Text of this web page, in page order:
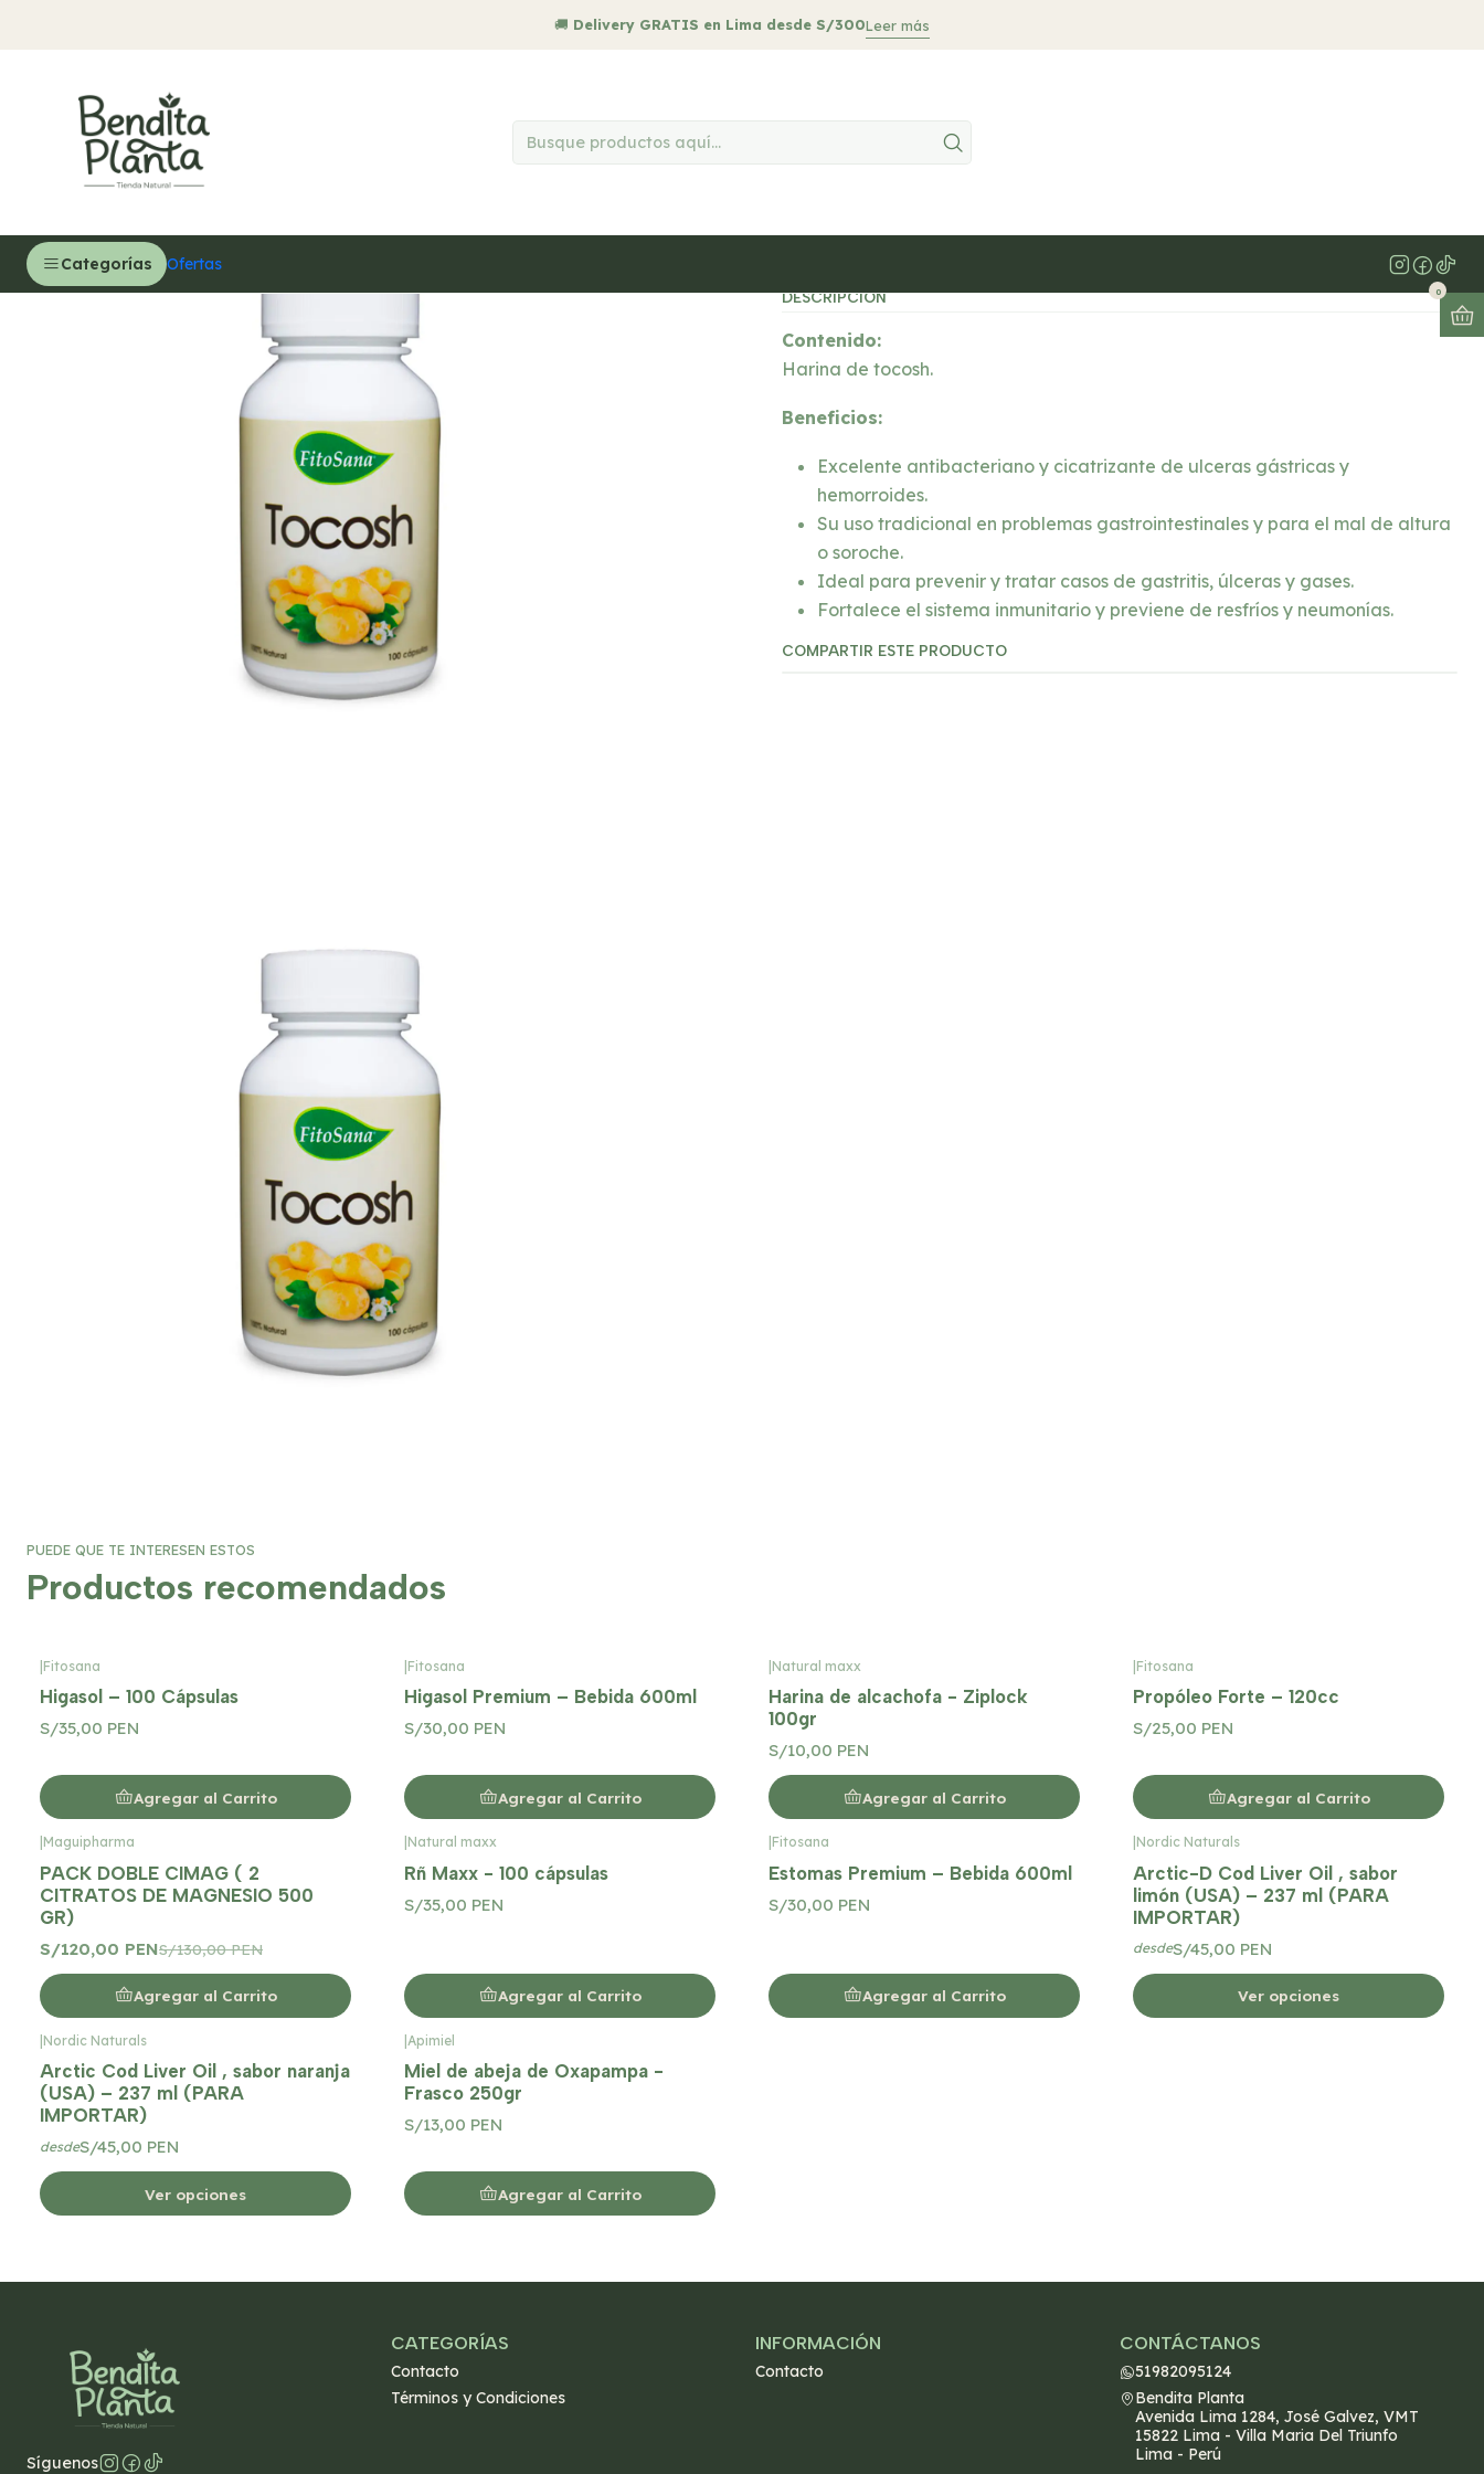
Categorías Ofertas
0
🚚 Delivery GRATIS en Lima desde S/300Leer más
MEDICINA NATURAL Salud Digestiva Tocosh - 100 cápsulas
Tocosh - 100 cápsulas
DESCRIPCIÓN
Contenido:
Harina de tocosh.
Beneficios:
Excelente antibacteriano y cicatrizante de ulceras gástricas y
hemorroides.
Su uso tradicional en problemas gastrointestinales y para el mal de altura
o soroche.
Ideal para prevenir y tratar casos de gastritis, úlceras y gases.
Fortalece el sistema inmunitario y previene de resfríos y neumonías.
COMPARTIR ESTE PRODUCTO
PUEDE QUE TE INTERESEN ESTOS
Productos recomendados
Fitosana
Higasol – 100 Cápsulas
S/35,00 PEN
Agregar al Carrito
Fitosana
Higasol Premium – Bebida 600ml
S/30,00 PEN
Agregar al Carrito
Natural maxx
Harina de alcachofa - Ziplock
100gr
S/10,00 PEN
Agregar al Carrito
Fitosana
Propóleo Forte – 120cc
S/25,00 PEN
Agregar al Carrito
Maguipharma
PACK DOBLE CIMAG ( 2
CITRATOS DE MAGNESIO 500
GR)
S/120,00 PENS/130,00 PEN
Agregar al Carrito
Natural maxx
Rñ Maxx - 100 cápsulas
S/35,00 PEN
Agregar al Carrito
Fitosana
Estomas Premium – Bebida 600ml
S/30,00 PEN
Agregar al Carrito
Nordic Naturals
Arctic-D Cod Liver Oil , sabor
limón (USA) – 237 ml (PARA
IMPORTAR)
desdeS/45,00 PEN
Ver opciones
Nordic Naturals
Arctic Cod Liver Oil , sabor naranja
(USA) – 237 ml (PARA
IMPORTAR)
desdeS/45,00 PEN
Ver opciones
Apimiel
Miel de abeja de Oxapampa -
Frasco 250gr
S/13,00 PEN
Agregar al Carrito
Síguenos
CATEGORÍAS
Contacto
Términos y Condiciones
INFORMACIÓN
Contacto
CONTÁCTANOS
51982095124
Bendita Planta
Avenida Lima 1284, José Galvez, VMT
15822 Lima - Villa Maria Del Triunfo
Lima - Perú